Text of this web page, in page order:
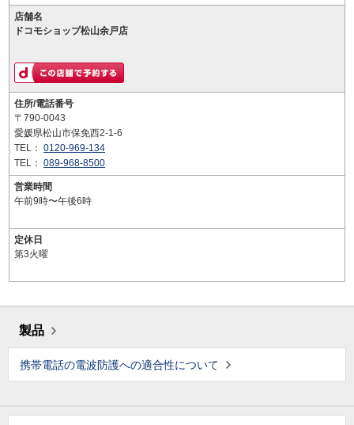
店舗名
ドコモショップ松山余戸店
住所/電話番号
〒790-0043
愛媛県松山市保免西2-1-6
TEL： 0120-969-134
TEL： 089-968-8500
営業時間
午前9時〜午後6時
定休日
第3火曜
製品
携帯電話の電波防護への適合性について